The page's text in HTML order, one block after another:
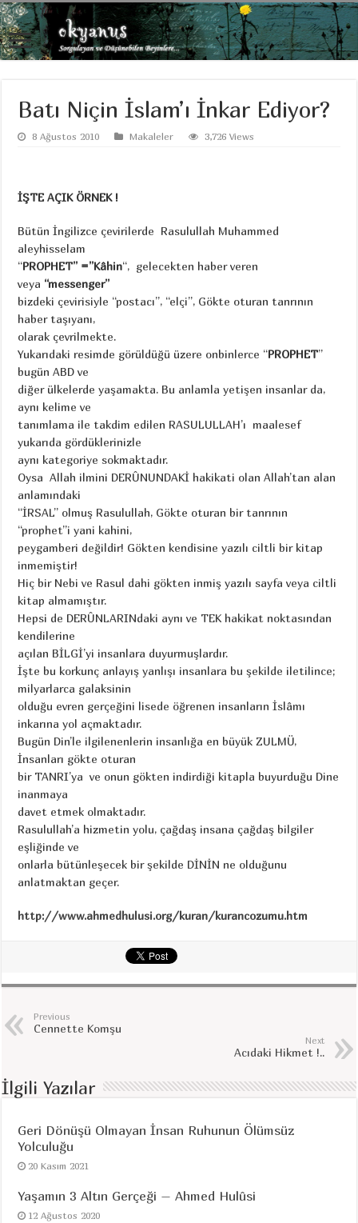
Batı Niçin İslam’ı İnkar Ediyor?
8 Ağustos 2010 Makaleler 3,726 Views
İŞTE AÇIK ÖRNEK !
Bütün İngilizce çevirilerde Rasulullah Muhammed
aleyhisselam
“PROPHET” =”Kâhin“, gelecekten haber veren
veya “messenger”
bizdeki çevirisiyle “postacı”, “elçi”, Gökte oturan tanrının
haber taşıyanı,
olarak çevrilmekte.
Yukarıdaki resimde görüldüğü üzere onbinlerce “PROPHET”
bugün ABD ve
diğer ülkelerde yaşamakta. Bu anlamla yetişen insanlar da,
aynı kelime ve
tanımlama ile takdim edilen RASULULLAH’ı maalesef
yukarıda gördüklerinizle
aynı kategoriye sokmaktadır.
Oysa Allah ilmini DERÛNUNDAKİ hakikati olan Allah’tan alan
anlamındaki
“İRSAL” olmuş Rasulullah, Gökte oturan bir tanrının
“prophet”i yani kahini,
peygamberi değildir! Gökten kendisine yazılı ciltli bir kitap
inmemiştir!
Hiç bir Nebi ve Rasul dahi gökten inmiş yazılı sayfa veya ciltli
kitap almamıştır.
Hepsi de DERÛNLARINdaki aynı ve TEK hakikat noktasından
kendilerine
açılan BİLGİ’yi insanlara duyurmuşlardır.
İşte bu korkunç anlayış yanlışı insanlara bu şekilde iletilince;
milyarlarca galaksinin
olduğu evren gerçeğini lisede öğrenen insanların İslâmı
inkarına yol açmaktadır.
Bugün Din’le ilgilenenlerin insanlığa en büyük ZULMÜ,
İnsanları gökte oturan
bir TANRI’ya ve onun gökten indirdiği kitapla buyurduğu Dine
inanmaya
davet etmek olmaktadır.
Rasulullah’a hizmetin yolu, çağdaş insana çağdaş bilgiler
eşliğinde ve
onlarla bütünleşecek bir şekilde DİNİN ne olduğunu
anlatmaktan geçer.
http://www.ahmedhulusi.org/kuran/kurancozumu.htm
Previous
Cennette Komşu
Next
Acıdaki Hikmet !..
İlgili Yazılar
Geri Dönüşü Olmayan İnsan Ruhunun Ölümsüz
Yolculuğu
20 Kasım 2021
Yaşamın 3 Altın Gerçeği – Ahmed Hulûsi
12 Ağustos 2020